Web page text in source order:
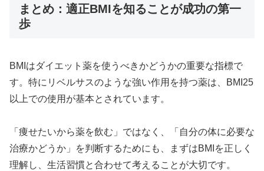
まとめ：適正BMIを知ることが成功の第一
歩
BMIはダイエット薬を使うべきかどうかの重要な指標で
す。特にリベルサスのような強い作用を持つ薬は、BMI25
以上での使用が基本とされています。
「痩せたいから薬を飲む」ではなく、「自分の体に必要な
治療かどうか」を判断するためにも、まずはBMIを正しく
理解し、生活習慣と合わせて考えることが大切です。